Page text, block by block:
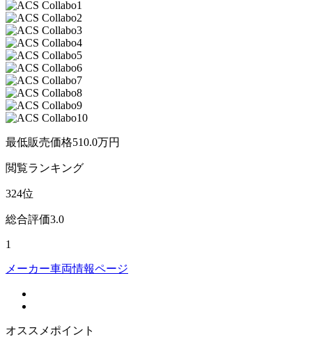
最低販売価格510.0万円
閲覧ランキング
324位
総合評価3.0
1
メーカー車両情報ページ
オススメポイント